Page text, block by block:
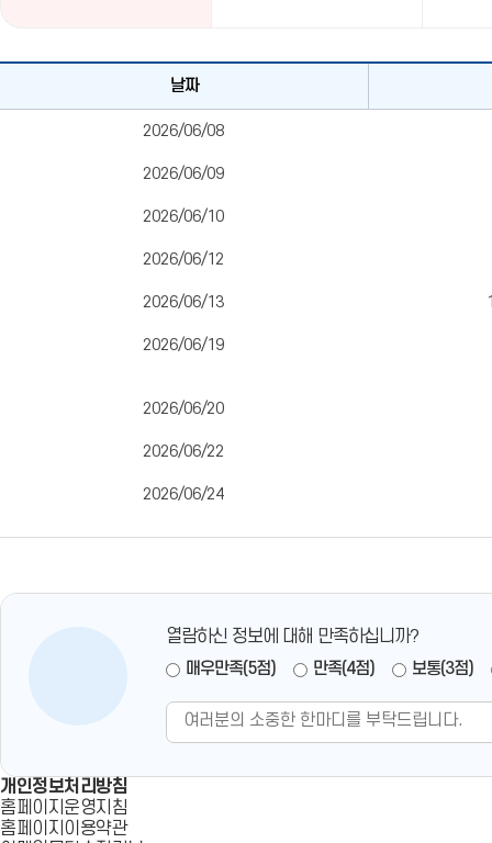
날짜
2026/06/08
2026/06/09
2026/06/10
2026/06/12
2026/06/13
2026/06/19
2026/06/20
2026/06/22
2026/06/24
열람하신 정보에 대해 만족하십니까?
매우만족(5점)
만족(4점) 보통(3점)
개인정보처리방침
홈페이지운영지침
홈페이지이용약관